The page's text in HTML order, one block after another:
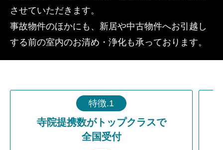
させていただきます。
事故物件のほかにも、新居や中古物件へお引越し
する前の室内のお清め・浄化も承っております。
特徴.1
寺院提携数がトップクラスで
全国受付